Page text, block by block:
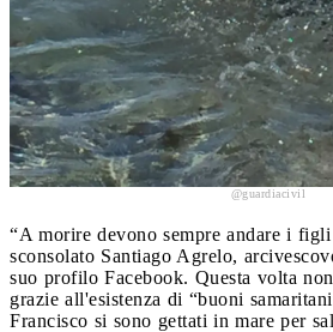
@guardiacivil
“A morire devono sempre andare i
sconsolato Santiago Agrelo,
suo profilo Facebook. Questa volta
grazie all'esistenza di “buoni
Francisco si sono gettati in mare per